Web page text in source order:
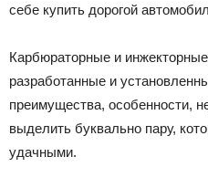
себе купить дорогой
Карбюраторные и
разработанные и
преимущества, особенности,
выделить буквально пару,
удачными.